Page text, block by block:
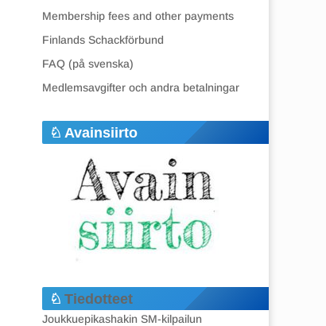
Membership fees and other payments
Finlands Schackförbund
FAQ (på svenska)
Medlemsavgifter och andra betalningar
Avainsiirto
Tiedotteet
Joukkuepikashakin SM-kilpailun